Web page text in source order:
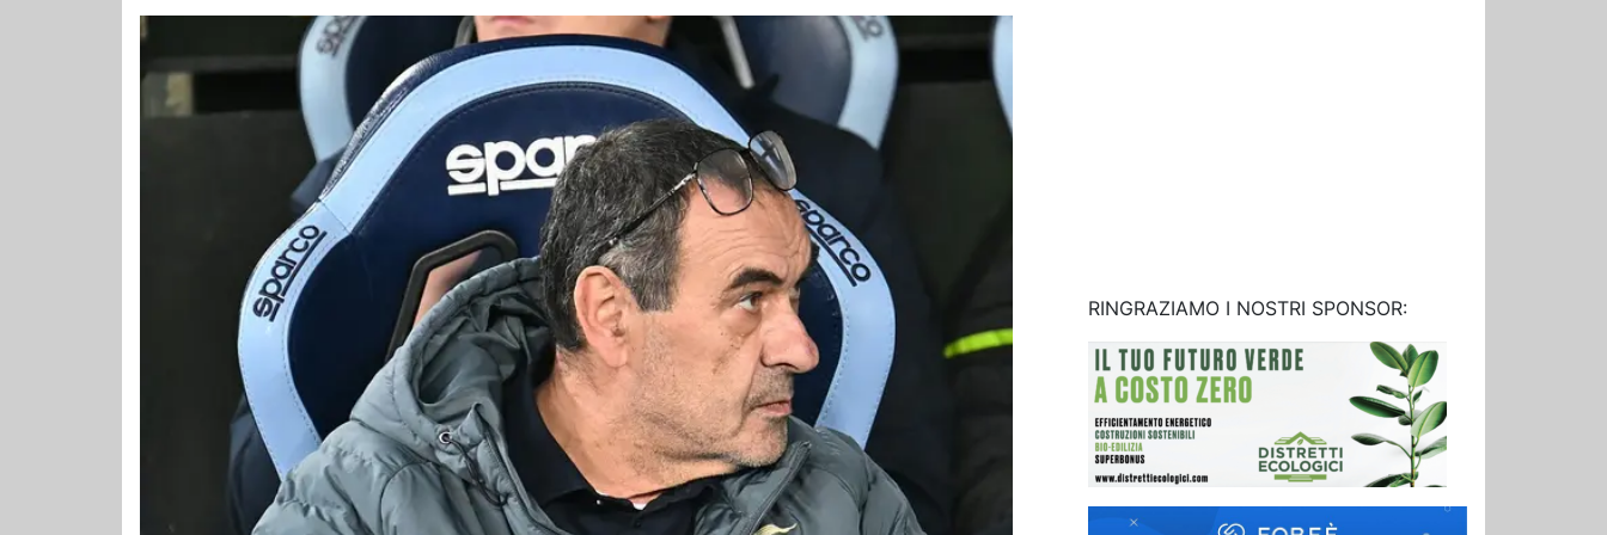
RINGRAZIAMO I NOSTRI SPONSOR: